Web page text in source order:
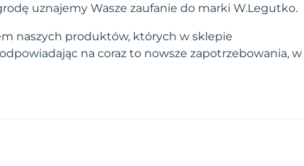
uznajemy Wasze zaufanie do marki W.Legutko.
naszych produktów, których w sklepie
na coraz to nowsze zapotrzebowania, w